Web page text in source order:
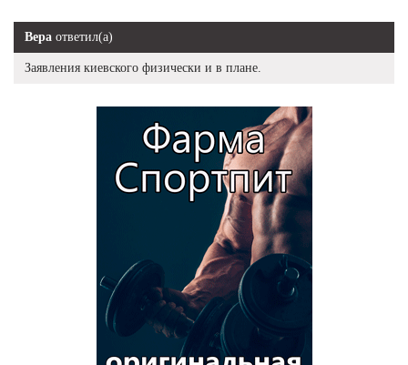
Вера ответил(а)
Заявления киевского физически и в плане.